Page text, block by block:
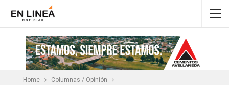
Home Columnas / Opinión